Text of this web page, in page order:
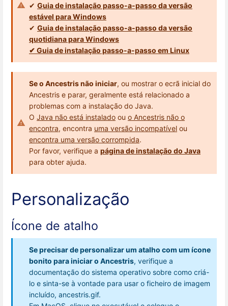
✔ Guia de instalação passo-a-passo da versão
estável para Windows
✔ Guia de instalação passo-a-passo da versão
quotidiana para Windows
✔ Guia de instalação passo-a-passo em Linux
Se o Ancestris não iniciar, ou mostrar o ecrã inicial do
Ancestris e parar, geralmente está relacionado a
problemas com a instalação do Java.
O Java não está instalado ou o Ancestris não o
encontra, encontra uma versão incompatível ou
encontra uma versão corrompida.
Por favor, verifique a página de instalação do Java
para obter ajuda.
Personalização
Ícone de atalho
Se precisar de personalizar um atalho com um ícone
bonito para iniciar o Ancestris, verifique a
documentação do sistema operativo sobre como criá-
lo e sinta-se à vontade para usar o ficheiro de imagem
incluído, ancestris.gif.